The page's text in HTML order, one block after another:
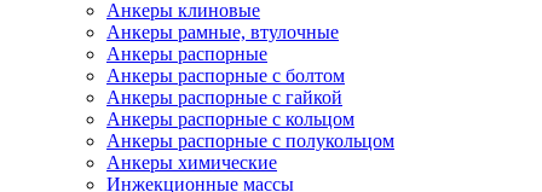
Анкеры клиновые
Анкеры рамные, втулочные
Анкеры распорные
Анкеры распорные с болтом
Анкеры распорные с гайкой
Анкеры распорные с кольцом
Анкеры распорные с полукольцом
Анкеры химические
Инжекционные массы